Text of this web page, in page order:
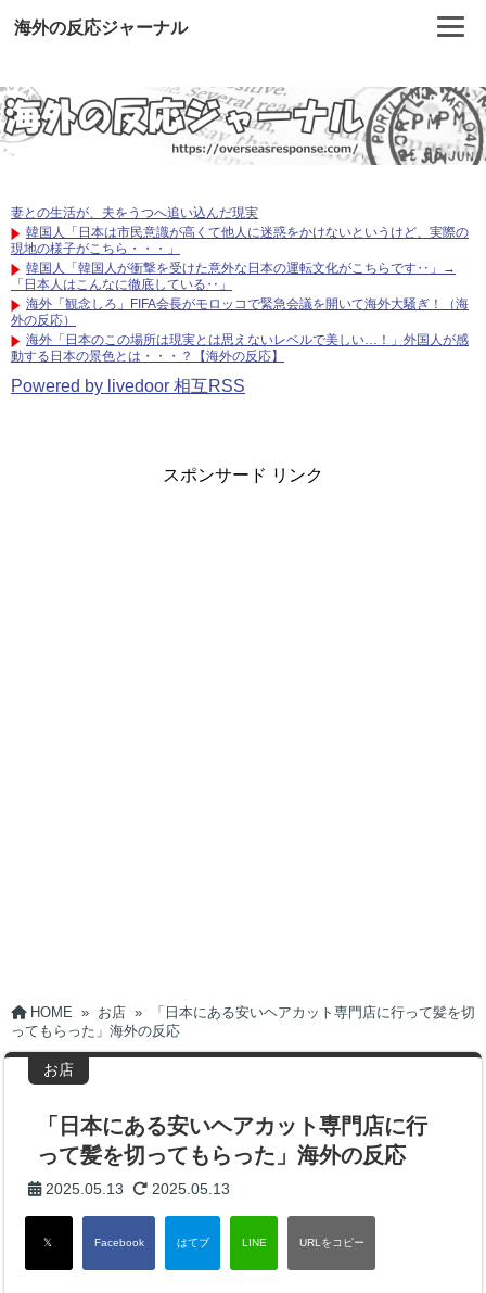
海外の反応ジャーナル
妻との生活が、夫をうつへ追い込んだ現実
韓国人「日本は市民意識が高くて他人に迷惑をかけないというけど、実際の
現地の様子がこちら・・・」
韓国人「韓国人が衝撃を受けた意外な日本の運転文化がこちらです‥」→
「日本人はこんなに徹底している‥」
海外「観念しろ」FIFA会長がモロッコで緊急会議を開いて海外大騒ぎ！（海
外の反応）
海外「日本のこの場所は現実とは思えないレベルで美しい…！」外国人が感
動する日本の景色とは・・・？【海外の反応】
Powered by livedoor 相互RSS
スポンサード リンク
HOME » お店 »
「日本にある安いヘアカット専門店に行って髪を切
ってもらった」海外の反応
お店
「日本にある安いヘアカット専門店に行
って髪を切ってもらった」海外の反応
2025.05.13 2025.05.13